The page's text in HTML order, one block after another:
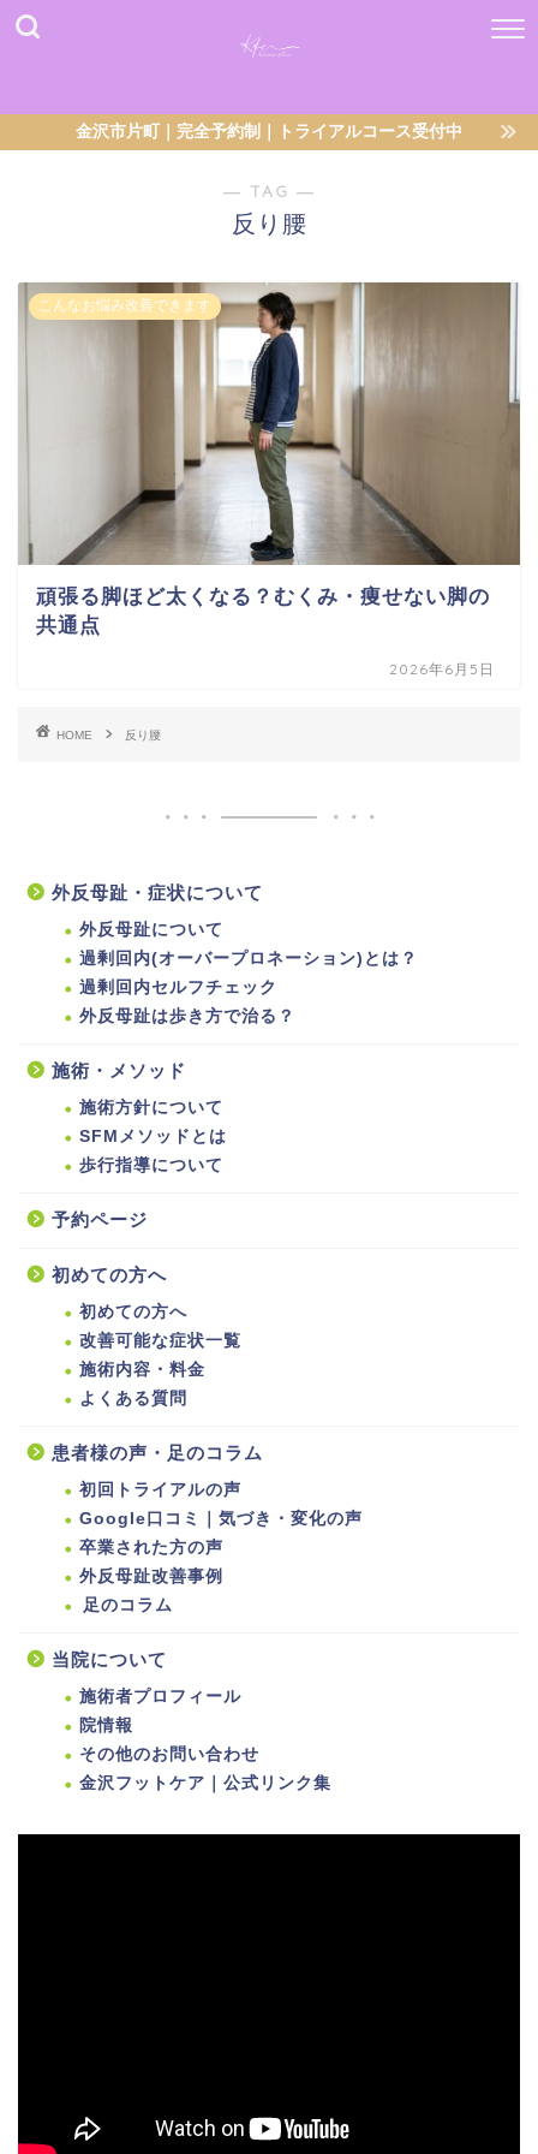
金沢市片町｜完全予約制｜トライアルコース受付中
― TAG ―
反り腰
こんなお悩み改善できます
頑張る脚ほど太くなる？むくみ・痩せない脚の
共通点
2026年6月5日
HOME 反り腰
外反母趾・症状について
外反母趾について
過剰回内(オーバープロネーション)とは？
過剰回内セルフチェック
外反母趾は歩き方で治る？
施術・メソッド
施術方針について
SFMメソッドとは
歩行指導について
予約ページ
初めての方へ
初めての方へ
改善可能な症状一覧
施術内容・料金
よくある質問
患者様の声・足のコラム
初回トライアルの声
Google口コミ｜気づき・変化の声
卒業された方の声
外反母趾改善事例
足のコラム
当院について
施術者プロフィール
院情報
その他のお問い合わせ
金沢フットケア｜公式リンク集